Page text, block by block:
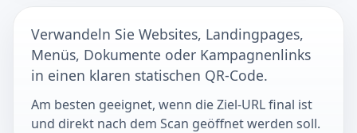
Verwandeln Sie Websites, Landingpages,
Menüs, Dokumente oder Kampagnenlinks
in einen klaren statischen QR-Code.
Am besten geeignet, wenn die Ziel-URL final ist
und direkt nach dem Scan geöffnet werden soll.